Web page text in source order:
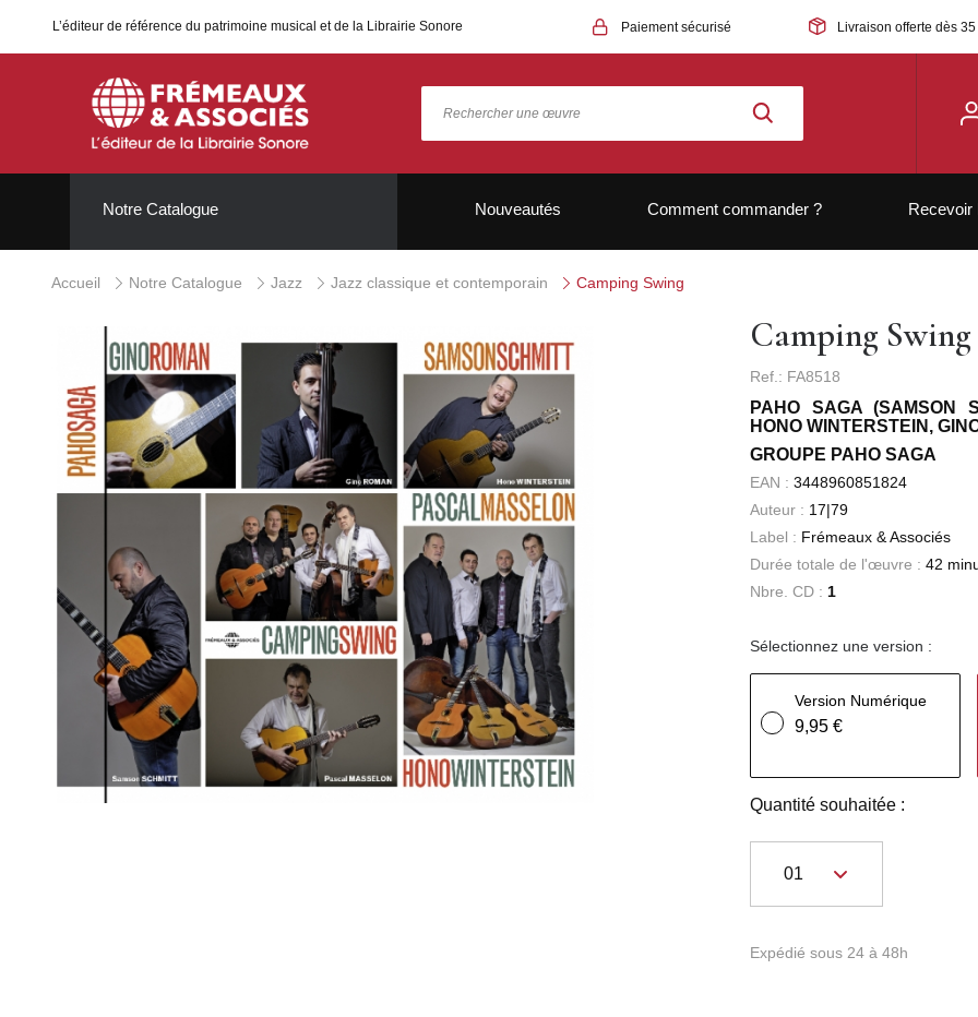
L’éditeur de référence du patrimoine musical et de la Librairie Sonore Paiement sécurisé Livraison offerte dès
Notre Catalogue Nouveautés Comment commander ? Recevoir
Accueil Notre Catalogue Jazz Jazz classique et contemporain Camping Swing
Camping Swing
Ref.: FA8518
PAHO SAGA (SAMSON
HONO WINTERSTEIN,
GROUPE PAHO SAGA
EAN : 3448960851824
Auteur : 17|79
Label : Frémeaux & Associés
Durée totale de l'œuvre : 42
Nbre. CD : 1
Sélectionnez une version :
Version Numérique
9,95 €
Quantité souhaitée :
Expédié sous 24 à 48h